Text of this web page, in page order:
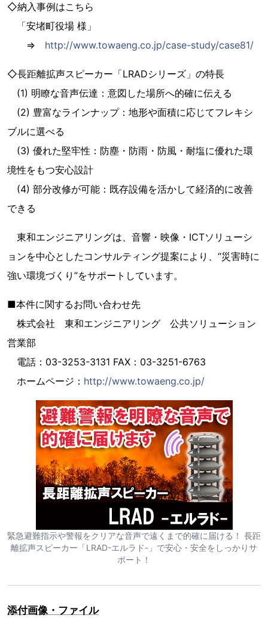
◇納入事例はこちら
「安堵町役場 様」
⇒ http://www.towaeng.co.jp/case-study/case81/
◇長距離拡声スピーカー「LRADシリーズ」の特長
(1) 明瞭な音声伝達：意図した場所へ的確に伝える
(2) 豊富なラインナップ：地形や面積に応じてフレキシ
ブルに選べる
(3) 優れた堅牢性：防塵・防雨・防風・耐塩に優れた環
境性をもつ安心設計
(4) 部分改修が可能：既存設備を活かして経済的に改善
できる
東和エンジニアリングは、音響・映像・ICTソリューシ
ョンを中心としたコンサルティング提案により、“災害時に
強い環境づくり”をサポートしています。
■本件に関するお問い合わせ先
株式会社 東和エンジニアリング 公共ソリューション
営業部
電話：03-3253-3131 FAX：03-3251-6763
ホームページ： http://www.towaeng.co.jp/
緊急避難指示や警報をクリアな音声で遠くまで的確に届ける！ 長距
離拡声スピーカー「LRAD-エルラド-」で安心・安全をしっかりサ
ポート！
添付画像・ファイル